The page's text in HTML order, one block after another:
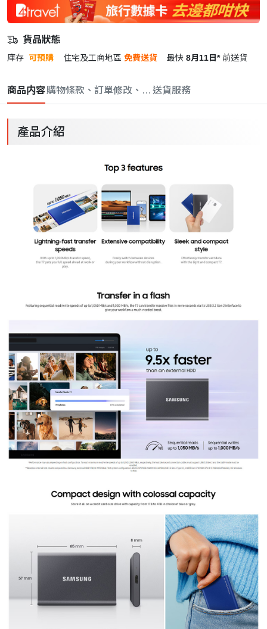
貨品狀態
庫存 可預購 住宅及工商地區 免費送貨 最快 8月11日* 前送貨
商品内容購物條款、訂單修改、取消與退款政策
送貨服務
產品介紹